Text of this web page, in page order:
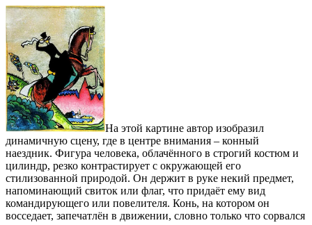
На этой картине автор изобразил
динамичную сцену, где в центре внимания – конный
наездник. Фигура человека, облачённого в строгий костюм и
цилиндр, резко контрастирует с окружающей его
стилизованной природой. Он держит в руке некий предмет,
напоминающий свиток или флаг, что придаёт ему вид
командирующего или повелителя. Конь, на котором он
восседает, запечатлён в движении, словно только что сорвался